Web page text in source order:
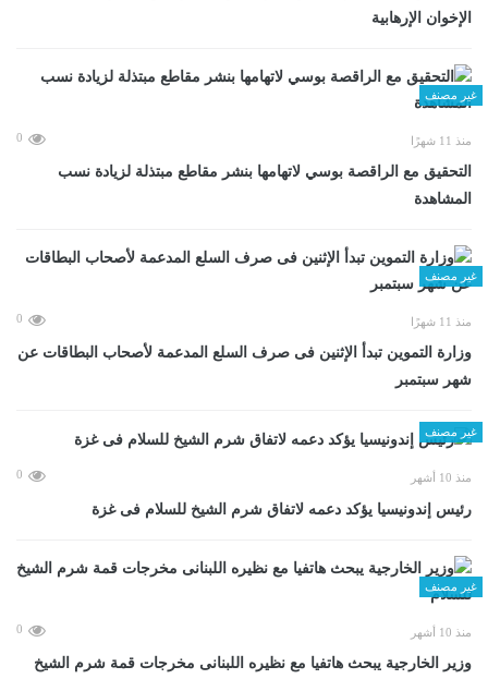
الإخوان الإرهابية
غير مصنف
منذ 11 شهرًا 0
التحقيق مع الراقصة بوسي لاتهامها بنشر مقاطع مبتذلة لزيادة نسب
المشاهدة
غير مصنف
منذ 11 شهرًا 0
وزارة التموين تبدأ الإثنين فى صرف السلع المدعمة لأصحاب البطاقات عن
شهر سبتمبر
غير مصنف
منذ 10 أشهر 0
رئيس إندونيسيا يؤكد دعمه لاتفاق شرم الشيخ للسلام فى غزة
غير مصنف
منذ 10 أشهر 0
وزير الخارجية يبحث هاتفيا مع نظيره اللبنانى مخرجات قمة شرم الشيخ